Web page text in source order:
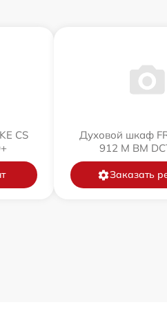
CS
Духовой шкаф
912 M BM
Заказать